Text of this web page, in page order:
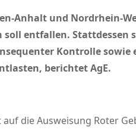
Anhalt und Nordrhein-
soll entfallen.
Kontrolle
berichtet AgE.
die Ausweisung Roter